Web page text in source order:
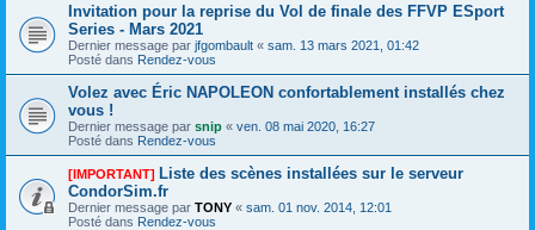
Invitation pour la reprise du Vol de finale des FFVP ESport
Series - Mars 2021
Dernier message par jfgombault « sam. 13 mars 2021, 01:42
Posté dans Rendez-vous
Volez avec Éric NAPOLEON confortablement installés chez
vous !
Dernier message par snip « ven. 08 mai 2020, 16:27
Posté dans Rendez-vous
[IMPORTANT] Liste des scènes installées sur le serveur
CondorSim.fr
Dernier message par TONY « sam. 01 nov. 2014, 12:01
Posté dans Rendez-vous